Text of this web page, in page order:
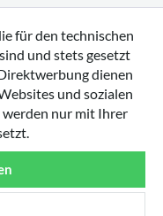
für den technischen
und stets gesetzt
dienen
und sozialen
werden nur mit Ihrer